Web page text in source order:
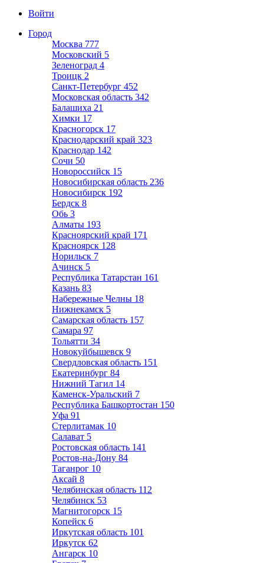
Войти
Город
Москва 777
Московский 5
Зеленоград 4
Троицк 2
Санкт-Петербург 452
Московская область 342
Балашиха 21
Химки 17
Красногорск 17
Краснодарский край 323
Краснодар 142
Сочи 50
Новороссийск 15
Новосибирская область 236
Новосибирск 192
Бердск 8
Обь 3
Алматы 193
Красноярский край 171
Красноярск 128
Норильск 7
Ачинск 5
Республика Татарстан 161
Казань 83
Набережные Челны 18
Нижнекамск 5
Самарская область 157
Самара 97
Тольятти 34
Новокуйбышевск 9
Свердловская область 151
Екатеринбург 84
Нижний Тагил 14
Каменск-Уральский 7
Республика Башкортостан 150
Уфа 91
Стерлитамак 10
Салават 5
Ростовская область 141
Ростов-на-Дону 84
Таганрог 10
Аксай 8
Челябинская область 112
Челябинск 53
Магнитогорск 15
Копейск 6
Иркутская область 101
Иркутск 62
Ангарск 10